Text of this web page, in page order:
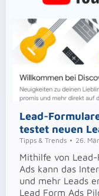
Lead-
testet neuen
Tipps & Trends 26.
Mithilfe von
Ads kann das
und mehr Leads
Lead Form Ads